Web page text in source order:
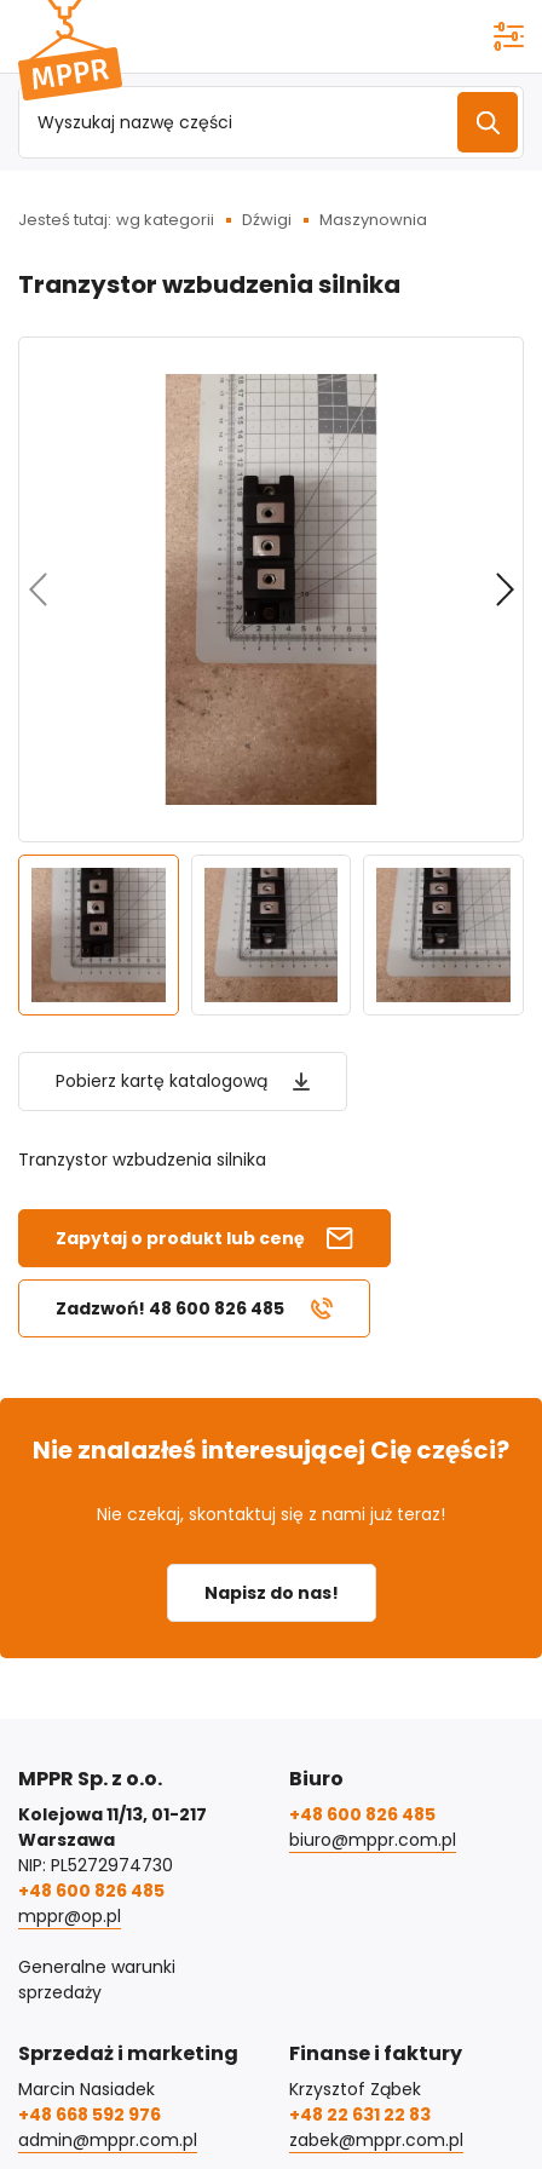
Przejdź do
menu
głównego
Jesteś tutaj: wg kategorii Dźwigi Maszynownia
Tranzystor wzbudzenia silnika
Pobierz kartę katalogową
Tranzystor wzbudzenia silnika
Zapytaj o produkt lub cenę
Zadzwoń! 48 600 826 485
Nie znalazłeś interesującej Cię części?
Nie czekaj, skontaktuj się z nami już teraz!
Napisz do nas!
MPPR Sp. z o.o.
Kolejowa 11/13, 01-217
Warszawa
NIP: PL5272974730
+48 600 826 485
mppr@op.pl
Generalne warunki
sprzedaży
Biuro
+48 600 826 485
biuro@mppr.com.pl
Sprzedaż i marketing
Marcin Nasiadek
+48 668 592 976
admin@mppr.com.pl
Finanse i faktury
Krzysztof Ząbek
+48 22 631 22 83
zabek@mppr.com.pl